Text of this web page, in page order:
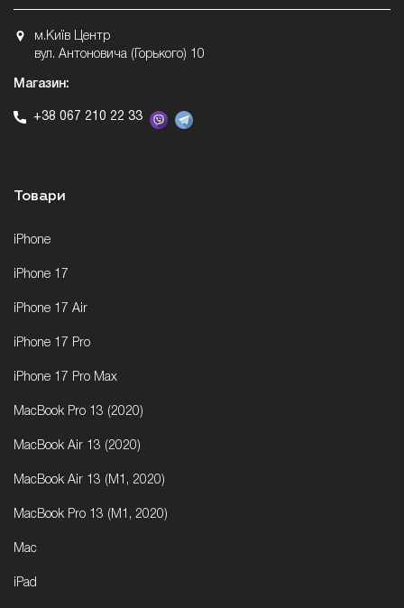
м.Київ Центр
вул. Антоновича (Горького) 10
Магазин:
+38 067 210 22 33
Товари
iPhone
iPhone 17
iPhone 17 Air
iPhone 17 Pro
iPhone 17 Pro Max
MacBook Pro 13 (2020)
MacBook Air 13 (2020)
MacBook Air 13 (M1, 2020)
MacBook Pro 13 (M1, 2020)
Mac
iPad